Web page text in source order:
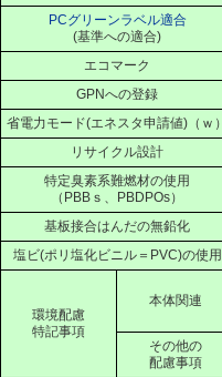
PCグリーンラベル適合
(基準への適合)
エコマーク
GPNへの登録
省電力モード(エネスタ申請値)（ｗ）
リサイクル設計
特定臭素系難燃材の使用
（PBBｓ、PBDPOs）
基板接合はんだの無鉛化
塩ビ(ポリ塩化ビニル＝PVC)の使用
環境配慮
特記事項
本体関連
その他の
配慮事項